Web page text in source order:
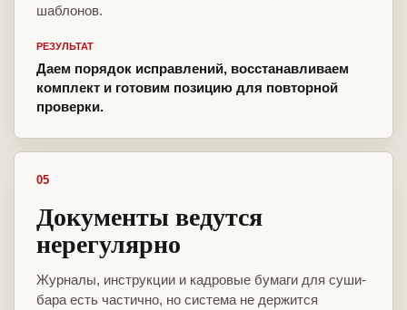
шаблонов.
РЕЗУЛЬТАТ
Даем порядок исправлений, восстанавливаем
комплект и готовим позицию для повторной
проверки.
05
Документы ведутся
нерегулярно
Журналы, инструкции и кадровые бумаги для суши-
бара есть частично, но система не держится